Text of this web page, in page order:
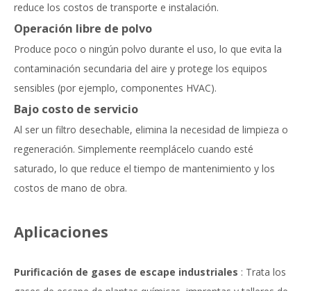
reduce los costos de transporte e instalación.
Operación libre de polvo
Produce poco o ningún polvo durante el uso, lo que evita la
contaminación secundaria del aire y protege los equipos
sensibles (por ejemplo, componentes HVAC).
Bajo costo de servicio
Al ser un filtro desechable, elimina la necesidad de limpieza o
regeneración. Simplemente reemplácelo cuando esté
saturado, lo que reduce el tiempo de mantenimiento y los
costos de mano de obra.
Aplicaciones
Purificación de gases de escape industriales : Trata los